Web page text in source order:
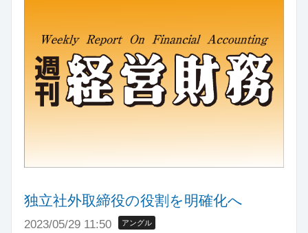
独立社外取締役の役割を明確化へ
2023/05/29 11:50 アングル